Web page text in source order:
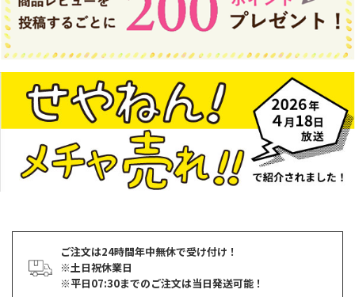
ご注文は24時間年中無休で受け付け！
※土日祝休業日
※平日07:30までのご注文は当日発送可能！